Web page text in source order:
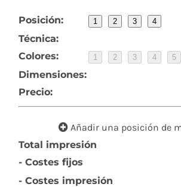
Posición: 1 2 3 4
Técnica:
Colores:
1 2 3 4 5
Dimensiones:
Precio:
Añadir una posición de
Total impresión
- Costes fijos
- Costes impresión